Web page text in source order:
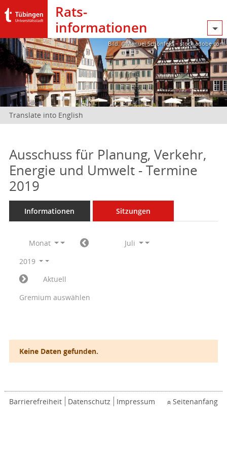
Rats­
informationen
Bild: @Manuel Schönfeld – stock.adobe.com
Translate into English
Ausschuss für Planung, Verkehr,
Energie und Umwelt - Termine
2019
Informationen Sitzungen
Monat
Juli
2019
Aktuell
Gremium auswählen
Keine Daten gefunden.
Barrierefreiheit Datenschutz Impressum Seitenanfang